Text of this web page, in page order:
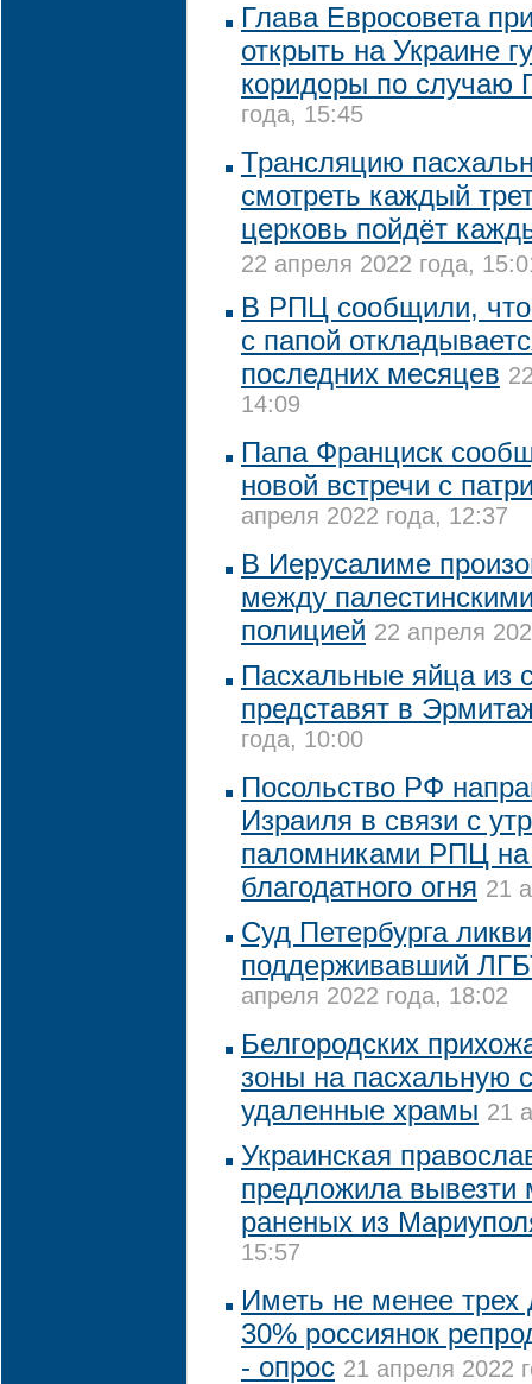
Глава Евросовета
открыть на Украине
коридоры по случаю
года, 15:45
Трансляцию
смотреть каждый
церковь пойдёт
22 апреля 2022 года,
В РПЦ сообщили, что
с папой
последних месяцев
14:09
Папа Франциск
новой встречи с
апреля 2022 года, 12:37
В Иерусалиме
между
полицией 22 апреля
Пасхальные яйца из
представят в
года, 10:00
Посольство РФ
Израиля в связи с
паломниками РПЦ на
благодатного огня 21
Суд Петербурга
поддерживавший
апреля 2022 года, 18:02
Белгородских
зоны на пасхальную
удаленные храмы 21
Украинская
предложила вывезти
раненых из
15:57
Иметь не менее трех
30% россиянок
- опрос 21 апреля 2022